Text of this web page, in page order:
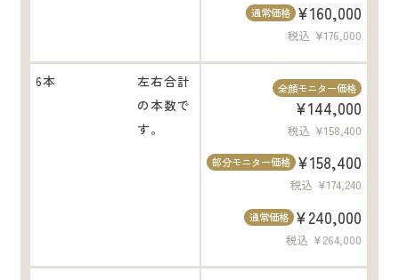
通常価格 ¥160,000
税込 ¥176,000
6本
左右合計
の本数で
す。
全顔モニター価格
¥144,000
税込 ¥158,400
部分モニター価格 ¥158,400
税込 ¥174,240
通常価格 ¥240,000
税込 ¥264,000